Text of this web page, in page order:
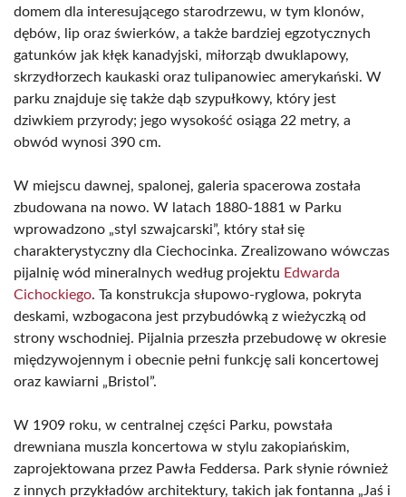
domem dla interesującego starodrzewu, w tym klonów,
dębów, lip oraz świerków, a także bardziej egzotycznych
gatunków jak kłęk kanadyjski, miłorząb dwuklapowy,
skrzydłorzech kaukaski oraz tulipanowiec amerykański. W
parku znajduje się także dąb szypułkowy, który jest
dziwkiem przyrody; jego wysokość osiąga 22 metry, a
obwód wynosi 390 cm.
W miejscu dawnej, spalonej, galeria spacerowa została
zbudowana na nowo. W latach 1880-1881 w Parku
wprowadzono „styl szwajcarski”, który stał się
charakterystyczny dla Ciechocinka. Zrealizowano wówczas
pijalnię wód mineralnych według projektu Edwarda
Cichockiego. Ta konstrukcja słupowo-ryglowa, pokryta
deskami, wzbogacona jest przybudówką z wieżyczką od
strony wschodniej. Pijalnia przeszła przebudowę w okresie
międzywojennym i obecnie pełni funkcję sali koncertowej
oraz kawiarni „Bristol”.
W 1909 roku, w centralnej części Parku, powstała
drewniana muszla koncertowa w stylu zakopiańskim,
zaprojektowana przez Pawła Feddersa. Park słynie również
z innych przykładów architektury, takich jak fontanna „Jaś i